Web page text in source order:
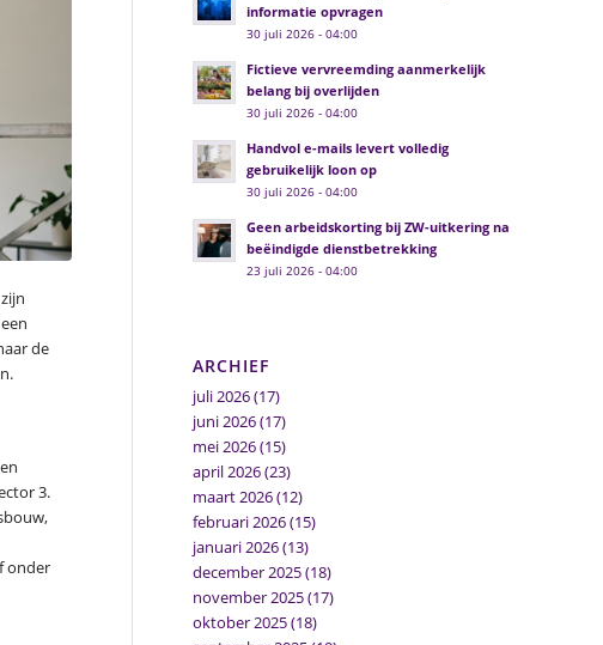
de
3.
onder
informatie opvragen
30 juli 2026 - 04:00
Fictieve vervreemding aanmerkelijk
belang bij overlijden
30 juli 2026 - 04:00
Handvol e-mails levert volledig
gebruikelijk loon op
30 juli 2026 - 04:00
Geen arbeidskorting bij ZW-uitkering na
beëindigde dienstbetrekking
23 juli 2026 - 04:00
ARCHIEF
juli 2026(17)
juni 2026(17)
mei 2026(15)
april 2026(23)
maart 2026(12)
februari 2026(15)
januari 2026(13)
december 2025(18)
november 2025(17)
oktober 2025(18)